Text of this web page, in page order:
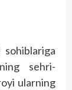
sehri-
ularning